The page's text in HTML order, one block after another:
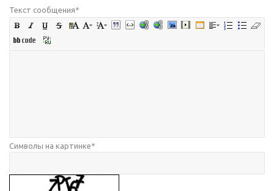
Текст сообщения*
Символы на картинке*